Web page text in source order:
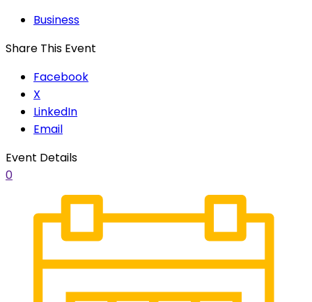
Business
Share This Event
Facebook
X
LinkedIn
Email
Event Details
0